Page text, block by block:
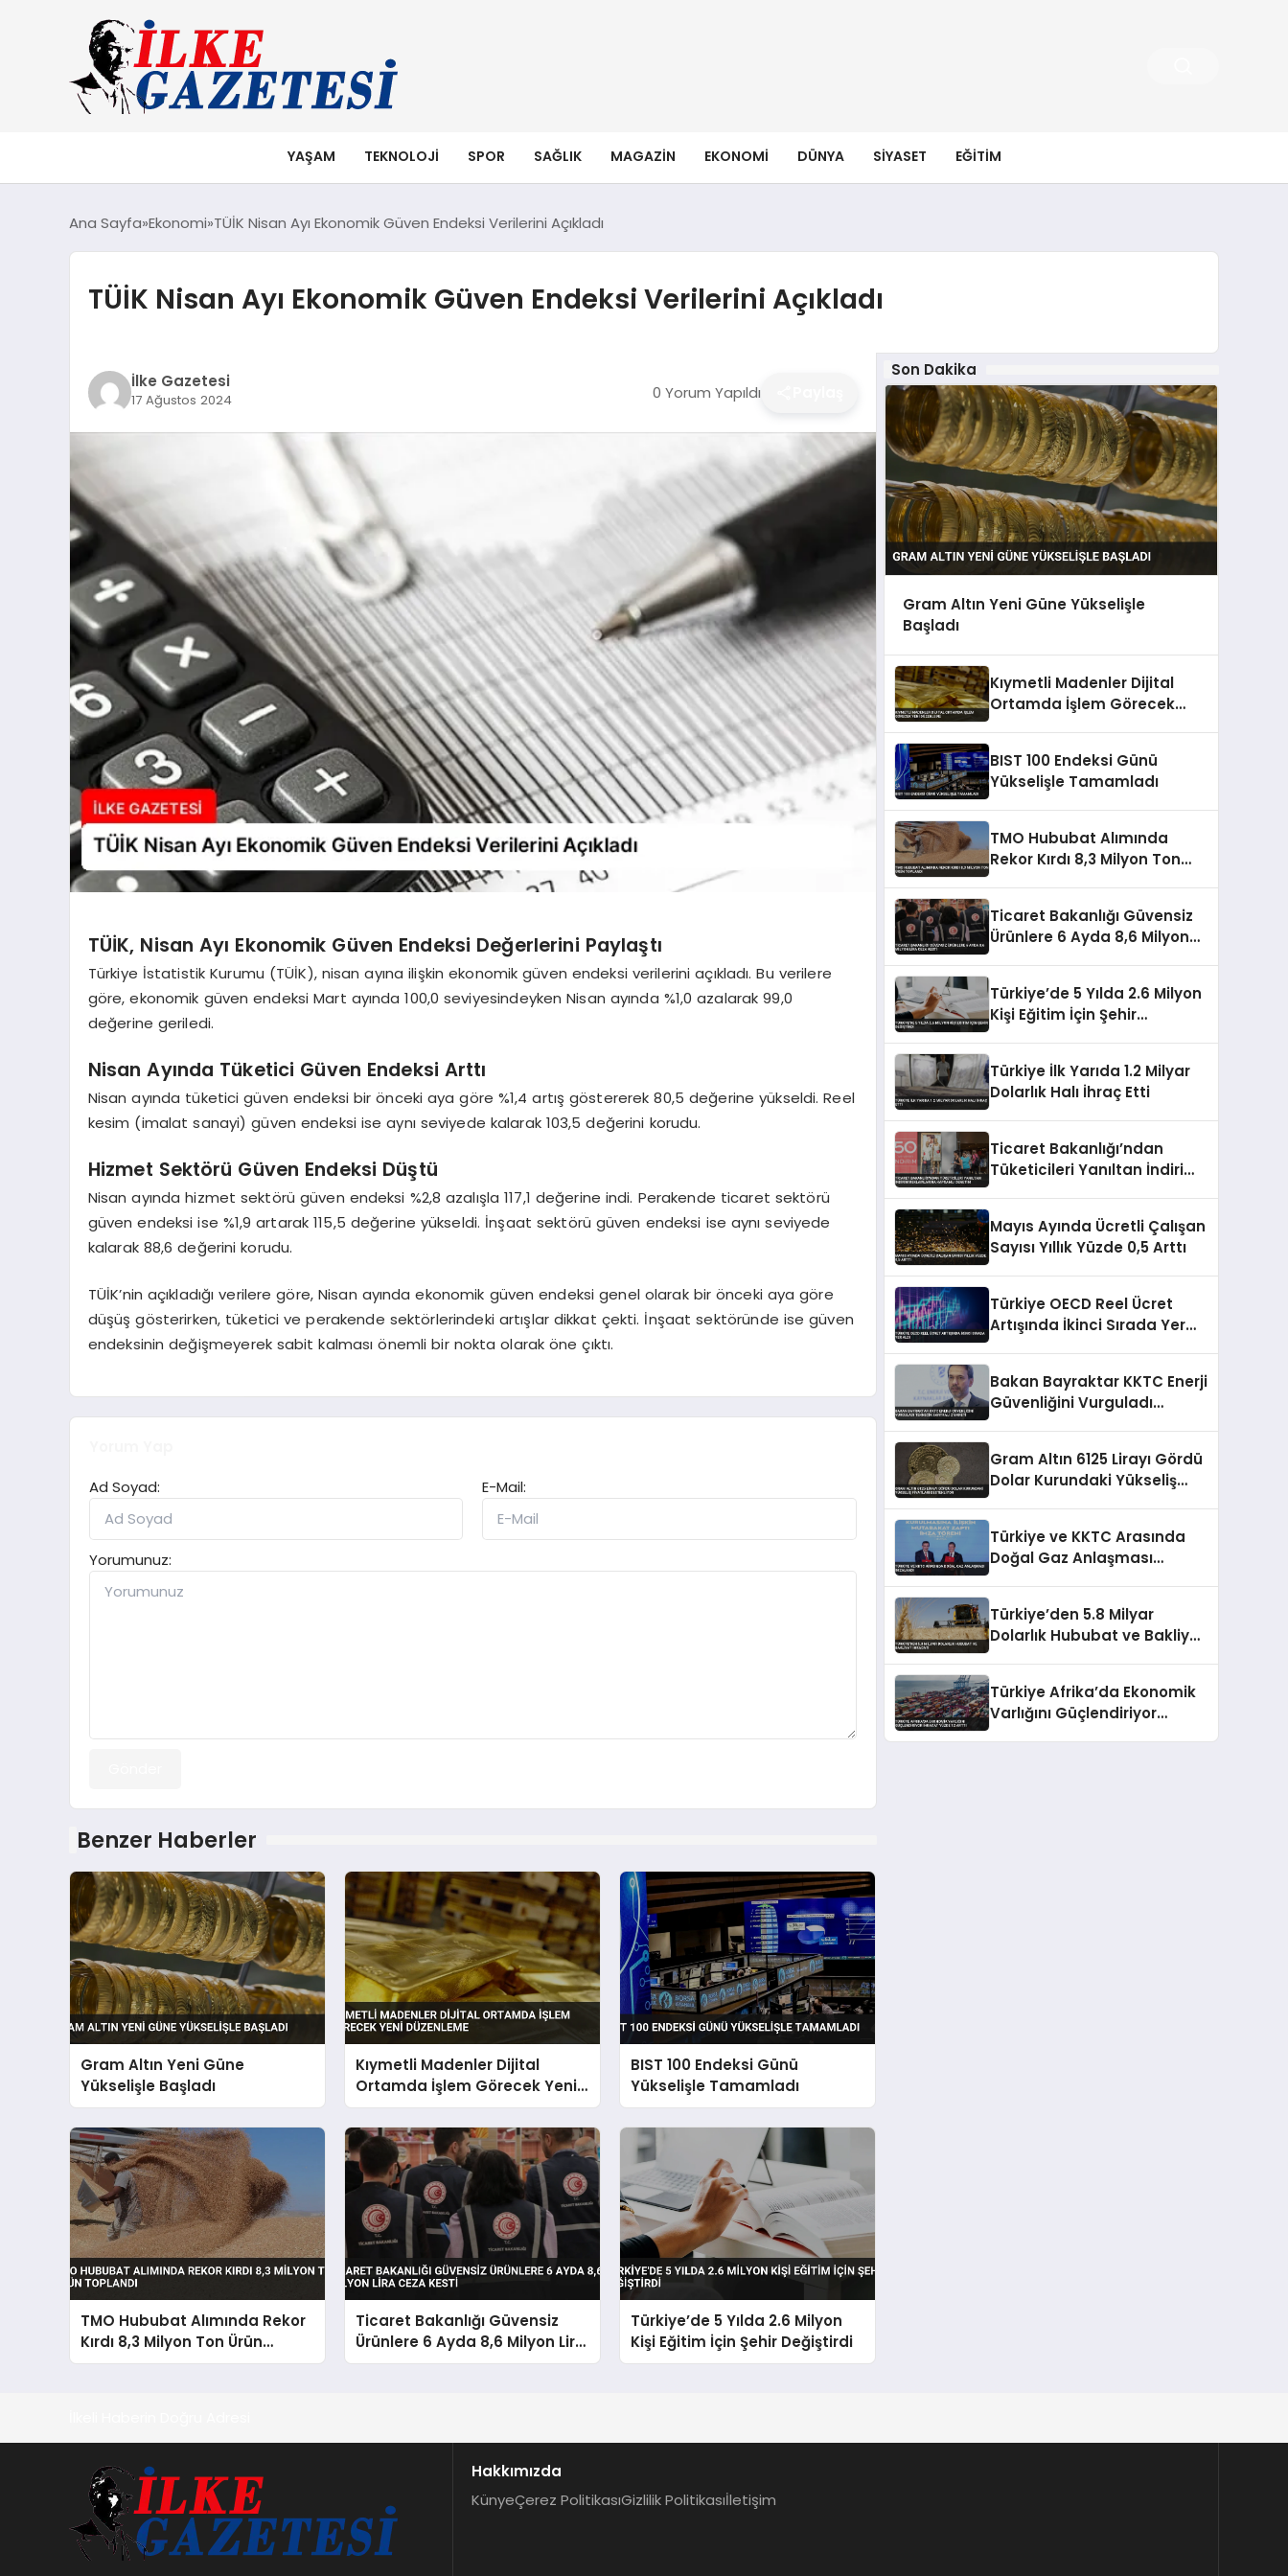
YAŞAM TEKNOLOJI SPOR SAĞLIK MAGAZIN EKONOMI DÜNYA SIYASET EĞITIM
Ana Sayfa Ekonomi TÜİK Nisan Ayı Ekonomik Güven Endeksi Verilerini Açıkladı
TÜİK Nisan Ayı Ekonomik Güven Endeksi Verilerini Açıkladı
İlke Gazetesi
17 Ağustos 2024 0 Yorum Yapıldı
TÜİK, Nisan Ayı Ekonomik Güven Endeksi Değerlerini Paylaştı
Türkiye İstatistik Kurumu (TÜİK), nisan ayına ilişkin ekonomik güven endeksi verilerini açıkladı. Bu verilere
göre, ekonomik güven endeksi Mart ayında 100,0 seviyesindeyken Nisan ayında %1,0 azalarak 99,0
değerine geriledi.
Nisan Ayında Tüketici Güven Endeksi Arttı
Nisan ayında tüketici güven endeksi bir önceki aya göre %1,4 artış göstererek 80,5 değerine yükseldi. Reel
kesim (imalat sanayi) güven endeksi ise aynı seviyede kalarak 103,5 değerini korudu.
Hizmet Sektörü Güven Endeksi Düştü
Nisan ayında hizmet sektörü güven endeksi %2,8 azalışla 117,1 değerine indi. Perakende ticaret sektörü
güven endeksi ise %1,9 artarak 115,5 değerine yükseldi. İnşaat sektörü güven endeksi ise aynı seviyede
kalarak 88,6 değerini korudu.
TÜİK’nin açıkladığı verilere göre, Nisan ayında ekonomik güven endeksi genel olarak bir önceki aya göre
düşüş gösterirken, tüketici ve perakende sektörlerindeki artışlar dikkat çekti. İnşaat sektöründe ise güven
endeksinin değişmeyerek sabit kalması önemli bir nokta olarak öne çıktı.
Ad Soyad:
E-Mail:
Yorumunuz:
Benzer Haberler
Gram Altın Yeni Güne
Yükselişle Başladı
Kıymetli Madenler Dijital
Ortamda İşlem Görecek Yeni
Düzenleme
BIST 100 Endeksi Günü
Yükselişle Tamamladı
TMO Hububat Alımında Rekor
Kırdı 8,3 Milyon Ton Ürün
Toplandı
Ticaret Bakanlığı Güvensiz
Ürünlere 6 Ayda 8,6 Milyon Lira
Ceza Kesti
Türkiye’de 5 Yılda 2.6 Milyon
Kişi Eğitim İçin Şehir Değiştirdi
Son Dakika
Gram Altın Yeni Güne Yükselişle
Başladı
Kıymetli Madenler Dijital
Ortamda İşlem Görecek
BIST 100 Endeksi Günü
Yükselişle Tamamladı
TMO Hububat Alımında
Rekor Kırdı 8,3 Milyon Ton
Ticaret Bakanlığı Güvensiz
Ürünlere 6 Ayda 8,6 Milyon
Türkiye’de 5 Yılda 2.6 Milyon
Kişi Eğitim İçin Şehir
Türkiye İlk Yarıda 1.2 Milyar
Dolarlık Halı İhraç Etti
Ticaret Bakanlığı’ndan
Tüketicileri Yanıltan İndirim
Mayıs Ayında Ücretli Çalışan
Sayısı Yıllık Yüzde 0,5 Arttı
Türkiye OECD Reel Ücret
Artışında İkinci Sırada Yer
Bakan Bayraktar KKTC Enerji
Güvenliğini Vurguladı
Gram Altın 6125 Lirayı Gördü
Dolar Kurundaki Yükseliş
Türkiye ve KKTC Arasında
Doğal Gaz Anlaşması
Türkiye’den 5.8 Milyar
Dolarlık Hububat ve Bakliyat
Türkiye Afrika’da Ekonomik
Varlığını Güçlendiriyor
Hakkımızda
KünyeÇerez PolitikasıGizlilik Politikasıİletişim